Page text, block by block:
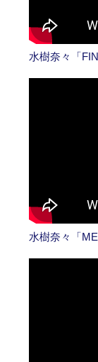
水樹奈々「
水樹奈々「